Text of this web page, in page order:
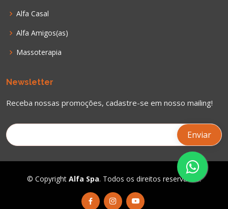
Alfa Casal
Alfa Amigos(as)
Massoterapia
Newsletter
Receba nossas promoções, cadastre-se em nosso mailing!
© Copyright Alfa Spa. Todos os direitos reservados.